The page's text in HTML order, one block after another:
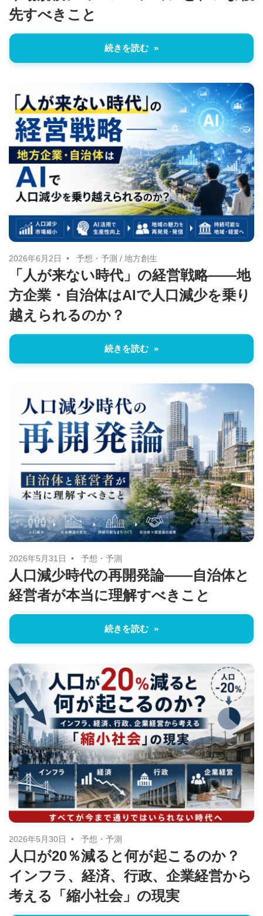
届
け
ま
た、
自
治
体
が
進
る
DX
を
中
心
と
新
取
み
つ
い
て
ご
紹
介
先すべきこと
続きを読む
2026年6月2日 予想・予測 / 地方創生
「人が来ない時代」の経営戦略――地
方企業・自治体はAIで人口減少を乗り
越えられるのか？
続きを読む
2026年5月31日 予想・予測
人口減少時代の再開発論——自治体と
経営者が本当に理解すべきこと
続きを読む
2026年5月30日 予想・予測
人口が20％減ると何が起こるのか？
インフラ、経済、行政、企業経営から
考える「縮小社会」の現実